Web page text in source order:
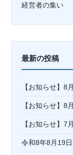
経営者の集い
最新の投稿
【お知らせ】8
【お知らせ】8
【お知らせ】7
令和8年8月19